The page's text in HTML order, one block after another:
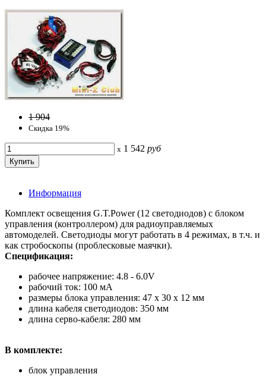
1 904
Скидка 19%
x 1 542 руб
Информация
Комплект освещения G.T.Power (12 светодиодов) с блоком
управления (контроллером) для радиоуправляемых
автомоделей. Светодиоды могут работать в 4 режимах, в т.ч. и
как стробоскопы (проблесковые маячки).
Спецификация:
рабочее напряжение: 4.8 - 6.0V
рабочий ток: 100 мА
размеры блока управления: 47 x 30 x 12 мм
длина кабеля светодиодов: 350 мм
длина серво-кабеля: 280 мм
В комплекте:
блок управления